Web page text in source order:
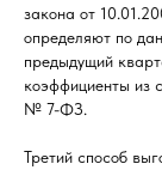
закона от
определяют по
предыдущий
коэффициенты из
№ 7-ФЗ.
Третий способ